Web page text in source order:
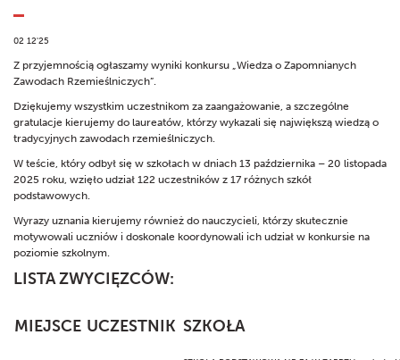
02 12'25
Z przyjemnością ogłaszamy wyniki konkursu „Wiedza o Zapomnianych
Zawodach Rzemieślniczych”.
Dziękujemy wszystkim uczestnikom za zaangażowanie, a szczególne
gratulacje kierujemy do laureatów, którzy wykazali się największą wiedzą o
tradycyjnych zawodach rzemieślniczych.
W teście, który odbył się w szkołach w dniach 13 października – 20 listopada
2025 roku, wzięło udział 122 uczestników z 17 różnych szkół
podstawowych.
Wyrazy uznania kierujemy również do nauczycieli, którzy skutecznie
motywowali uczniów i doskonale koordynowali ich udział w konkursie na
poziomie szkolnym.
LISTA ZWYCIĘZCÓW:
MIEJSCE UCZESTNIK SZKOŁA